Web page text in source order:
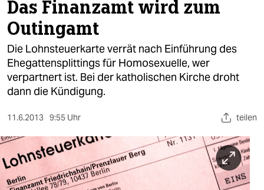
politik
öko
gesellschaft
kultur
sport
berlin
nord
Das Finanzamt wird zum
Outingamt
Die Lohnsteuerkarte verrät nach Einführung des
Ehegattensplittings für Homosexuelle, wer
verpartnert ist. Bei der katholischen Kirche droht
dann die Kündigung.
11.6.2013 9:55 Uhr teilen